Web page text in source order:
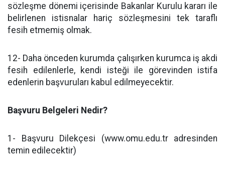
sözleşme dönemi içerisinde Bakanlar Kurulu kararı ile
belirlenen istisnalar hariç sözleşmesini tek taraflı
fesih etmemiş olmak.
12- Daha önceden kurumda çalışırken kurumca iş akdi
fesih edilenlerle, kendi isteği ile görevinden istifa
edenlerin başvuruları kabul edilmeyecektir.
Başvuru Belgeleri Nedir?
1- Başvuru Dilekçesi (www.omu.edu.tr adresinden
temin edilecektir)